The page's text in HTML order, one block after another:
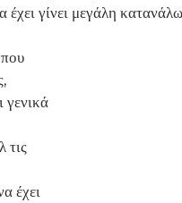
έχει γίνει μεγάλη
γενικά
τις
έχει